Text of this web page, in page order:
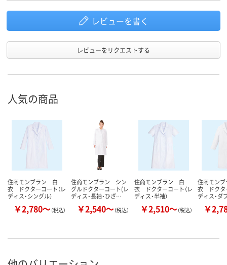
レビューを書く
レビューをリクエストする
人気の商品
住商モンブラン 白
衣 ドクターコート（レ
ディス・シングル）
￥2,780～（税込）
住商モンブラン シン
グルドクターコート(レ
ディス・長袖・ひざ…
￥2,540～（税込）
住商モンブラン 白
衣 ドクターコート（レ
ディス・半袖）
￥2,510～（税込）
住商モン
衣 ドクタ
ディス・ダ
￥